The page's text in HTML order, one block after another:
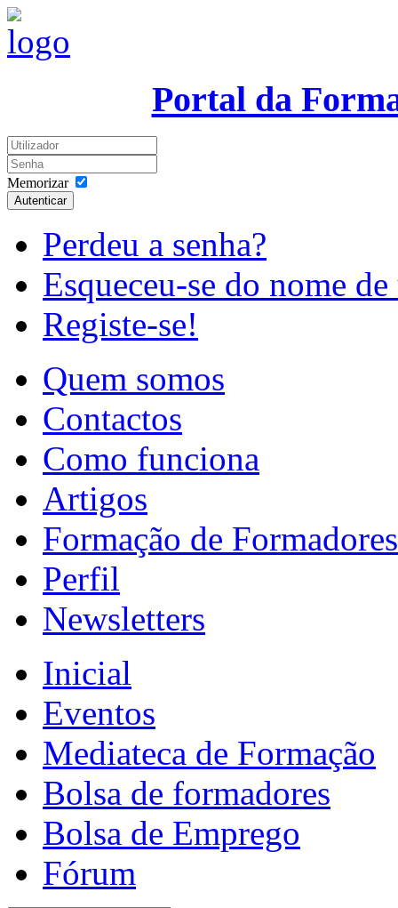
Portal da
Memorizar
Autenticar
Perdeu a senha?
Esqueceu-se do nome
Registe-se!
Quem somos
Contactos
Como funciona
Artigos
Formação de Formadores
Perfil
Newsletters
Inicial
Eventos
Mediateca de Formação
Bolsa de formadores
Bolsa de Emprego
Fórum